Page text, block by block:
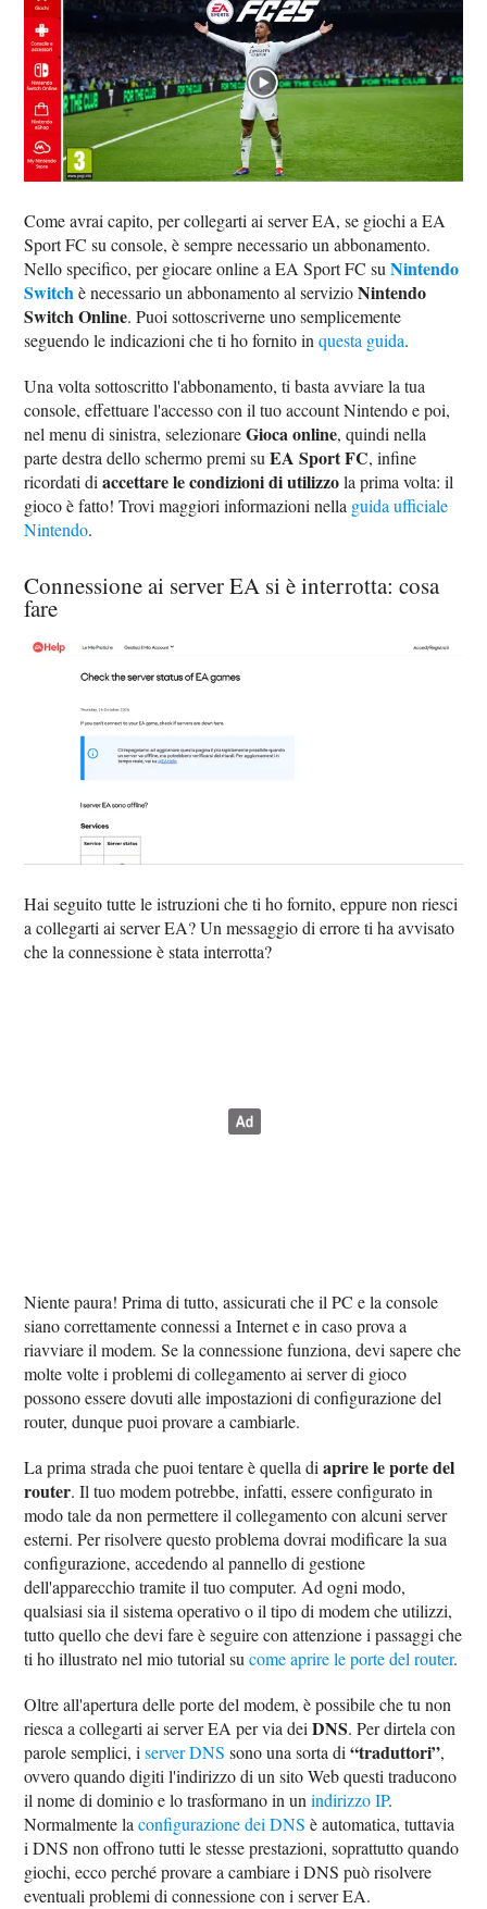
Come avrai capito, per collegarti ai server EA, se giochi a EA
Sport FC su console, è sempre necessario un abbonamento.
Nello specifico, per giocare online a EA Sport FC suNintendo
Switchè necessario un abbonamento al servizioNintendo
Switch Online. Puoi sottoscriverne uno semplicemente
seguendo le indicazioni che ti ho fornito inquesta guida.
Una volta sottoscritto l'abbonamento, ti basta avviare la tua
console, effettuare l'accesso con il tuo account Nintendo e poi,
nel menu di sinistra, selezionareGioca online, quindi nella
parte destra dello schermo premi suEA Sport FC, infine
ricordati diaccettare le condizioni di utilizzola prima volta: il
gioco è fatto! Trovi maggiori informazioni nella guida ufficiale
Nintendo.
Connessione ai server EA si è interrotta: cosa
fare
Hai seguito tutte le istruzioni che ti ho fornito, eppure non riesci
a collegarti ai server EA? Un messaggio di errore ti ha avvisato
che la connessione è stata interrotta?
Niente paura! Prima di tutto, assicurati che il PC e la console
siano correttamente connessi a Internet e in caso prova a
riavviare il modem. Se la connessione funziona, devi sapere che
molte volte i problemi di collegamento ai server di gioco
possono essere dovuti alle impostazioni di configurazione del
router, dunque puoi provare a cambiarle.
La prima strada che puoi tentare è quella diaprire le porte del
router. Il tuo modem potrebbe, infatti, essere configurato in
modo tale da non permettere il collegamento con alcuni server
esterni. Per risolvere questo problema dovrai modificare la sua
configurazione, accedendo al pannello di gestione
dell'apparecchio tramite il tuo computer. Ad ogni modo,
qualsiasi sia il sistema operativo o il tipo di modem che utilizzi,
tutto quello che devi fare è seguire con attenzione i passaggi che
ti ho illustrato nel mio tutorial sucome aprire le porte del router.
Oltre all'apertura delle porte del modem, è possibile che tu non
riesca a collegarti ai server EA per via deiDNS. Per dirtela con
parole semplici, iserver DNS sono una sorta di“traduttori”,
ovvero quando digiti l'indirizzo di un sito Web questi traducono
il nome di dominio e lo trasformano in unindirizzo IP.
Normalmente laconfigurazione dei DNS è automatica, tuttavia
i DNS non offrono tutti le stesse prestazioni, soprattutto quando
giochi, ecco perché provare a cambiare i DNS può risolvere
eventuali problemi di connessione con i server EA.